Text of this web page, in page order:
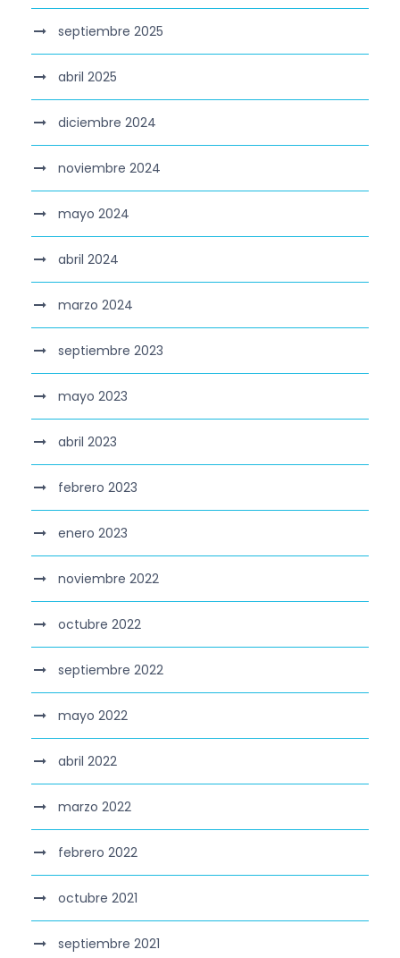
septiembre 2025
abril 2025
diciembre 2024
noviembre 2024
mayo 2024
abril 2024
marzo 2024
septiembre 2023
mayo 2023
abril 2023
febrero 2023
enero 2023
noviembre 2022
octubre 2022
septiembre 2022
mayo 2022
abril 2022
marzo 2022
febrero 2022
octubre 2021
septiembre 2021